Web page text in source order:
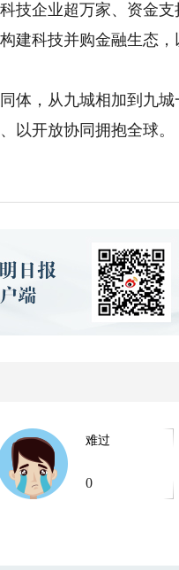
技企业超万家、资金
构建科技并购金融生
，从九城相加到九城
以开放协同拥抱全球。
难过
0